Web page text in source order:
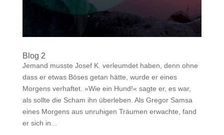
Blog 2
Jemand musste Josef K. verleumdet haben, denn ohne
dass er etwas Böses getan hätte, wurde er eines
Morgens verhaftet. »Wie ein Hund!« sagte er, es war,
als sollte die Scham ihn überleben. Als Gregor Samsa
eines Morgens aus unruhigen Träumen erwachte, fand
er sich in...